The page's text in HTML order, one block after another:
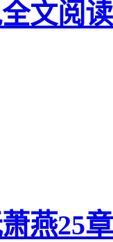
文阅读
燕25章